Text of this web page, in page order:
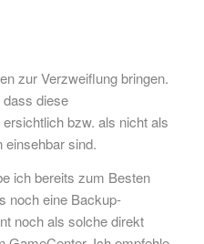
zur Verzweiflung bringen.
dass diese
bzw. als nicht als
einsehbar sind.
ich bereits zum Besten
noch eine Backup-
noch als solche direkt